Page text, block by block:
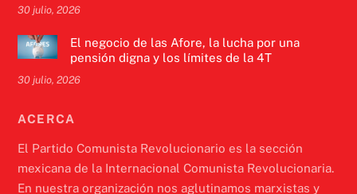
30 julio, 2026
El negocio de las Afore, la lucha por una
pensión digna y los límites de la 4T
30 julio, 2026
ACERCA
El Partido Comunista Revolucionario es la sección
mexicana de la Internacional Comunista Revolucionaria.
En nuestra organización nos aglutinamos marxistas y